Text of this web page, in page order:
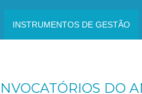
INSTRUMENTOS DE GESTÃO
DO